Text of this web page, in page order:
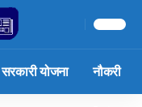
सरकारी योजना नौकरी